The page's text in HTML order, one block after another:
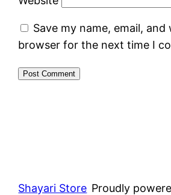
Save my name, email,
browser for the next time I
Shayari Store Proudly